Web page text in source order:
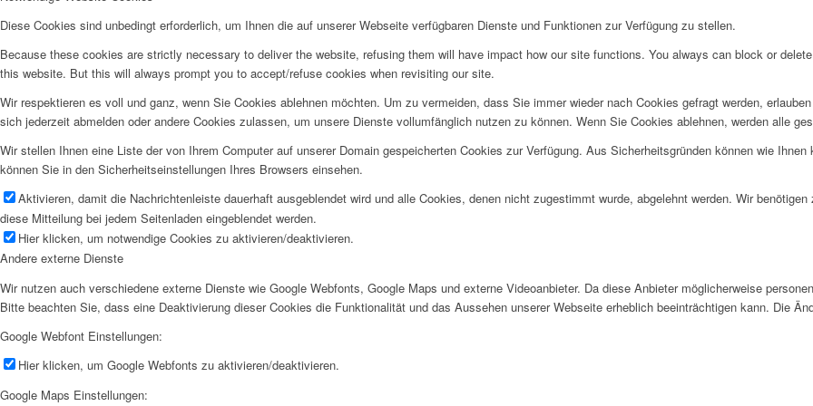
Diese Cookies sind unbedingt erforderlich, um Ihnen die auf unserer Webseite verfügbaren Dienste und Funktionen zur Verfügung zu stellen.
Because these cookies are strictly necessary to deliver the website, refusing them will have impact how our site functions. You always can block or
this website. But this will always prompt you to accept/refuse cookies when revisiting our site.
Wir respektieren es voll und ganz, wenn Sie Cookies ablehnen möchten. Um zu vermeiden, dass Sie immer wieder nach Cookies gefragt werden,
sich jederzeit abmelden oder andere Cookies zulassen, um unsere Dienste vollumfänglich nutzen zu können. Wenn Sie Cookies ablehnen, werden alle
Wir stellen Ihnen eine Liste der von Ihrem Computer auf unserer Domain gespeicherten Cookies zur Verfügung. Aus Sicherheitsgründen können wie
können Sie in den Sicherheitseinstellungen Ihres Browsers einsehen.
Aktivieren, damit die Nachrichtenleiste dauerhaft ausgeblendet wird und alle Cookies, denen nicht zugestimmt wurde, abgelehnt werden. Wir
diese Mitteilung bei jedem Seitenladen eingeblendet werden.
Hier klicken, um notwendige Cookies zu aktivieren/deaktivieren.
Andere externe Dienste
Wir nutzen auch verschiedene externe Dienste wie Google Webfonts, Google Maps und externe Videoanbieter. Da diese Anbieter möglicherweise
Bitte beachten Sie, dass eine Deaktivierung dieser Cookies die Funktionalität und das Aussehen unserer Webseite erheblich beeinträchtigen kann. Die
Google Webfont Einstellungen:
Hier klicken, um Google Webfonts zu aktivieren/deaktivieren.
Google Maps Einstellungen: